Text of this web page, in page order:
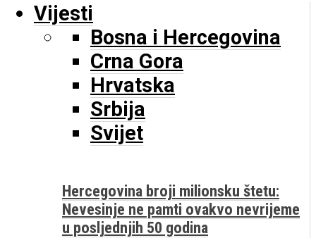
Vijesti
Bosna i Hercegovina
Crna Gora
Hrvatska
Srbija
Svijet
Hercegovina broji milionsku štetu:
Nevesinje ne pamti ovakvo nevrijeme
u posljednjih 50 godina